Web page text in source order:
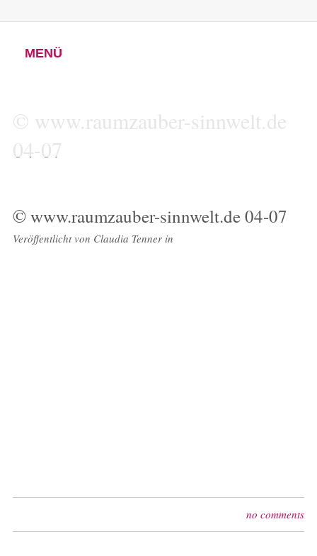
MENÜ
© www.raumzauber-sinnwelt.de
04-07
© www.raumzauber-sinnwelt.de 04-07
Veröffentlicht von Claudia Tennerin
no comments